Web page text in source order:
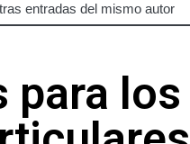
entradas del mismo autor
para